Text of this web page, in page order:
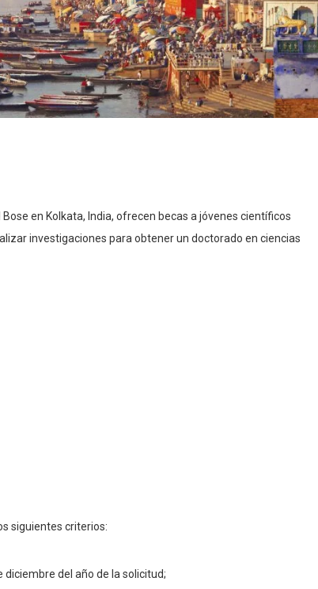
en Kolkata, India, ofrecen becas a jóvenes científicos
investigaciones para obtener un doctorado en ciencias
siguientes criterios:
del año de la solicitud;